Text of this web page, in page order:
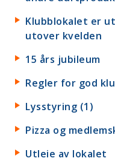
Klubblokalet er
utover kvelden
15 års jubileum
Regler for god
Lysstyring (1)
Pizza og
Utleie av lokalet